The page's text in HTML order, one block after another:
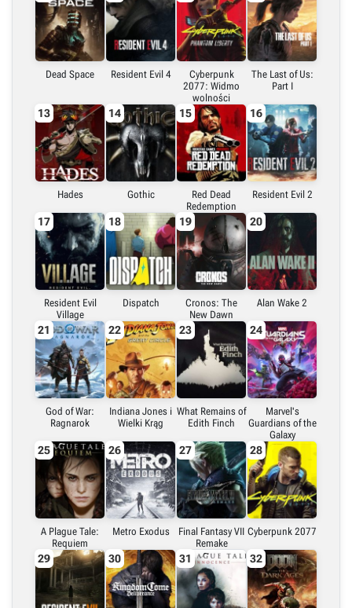
Dead Space Resident Evil 4
Cyberpunk
2077: Widmo
wolności
The Last of Us:
Part I
13
Hades
14
Gothic
15
Red Dead
Redemption
16
Resident Evil 2
17
Resident Evil
Village
18
Dispatch
19
Cronos: The
New Dawn
20
Alan Wake 2
21
God of War:
Ragnarok
22
Indiana Jones i
Wielki Krąg
23
What Remains of
Edith Finch
24
Marvel's
Guardians of the
Galaxy
25
A Plague Tale:
Requiem
26
Metro Exodus
27
Final Fantasy VII
Remake
28
Cyberpunk 2077
29 30 31 32